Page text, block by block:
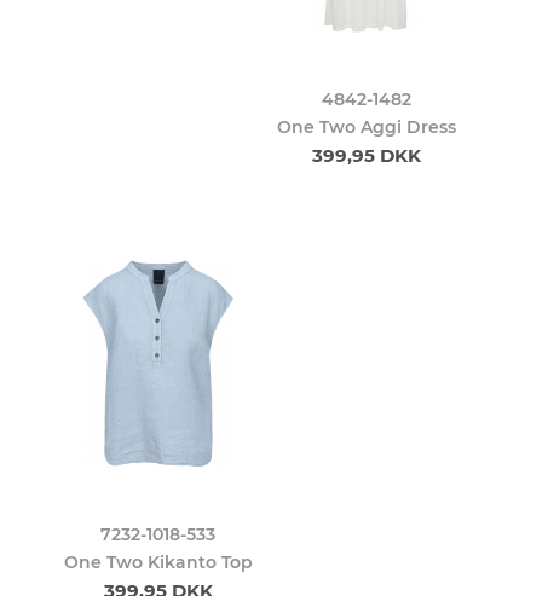
4842-1482
One Two Aggi Dress
399,95 DKK
7232-1018-533
One Two Kikanto Top
399,95 DKK